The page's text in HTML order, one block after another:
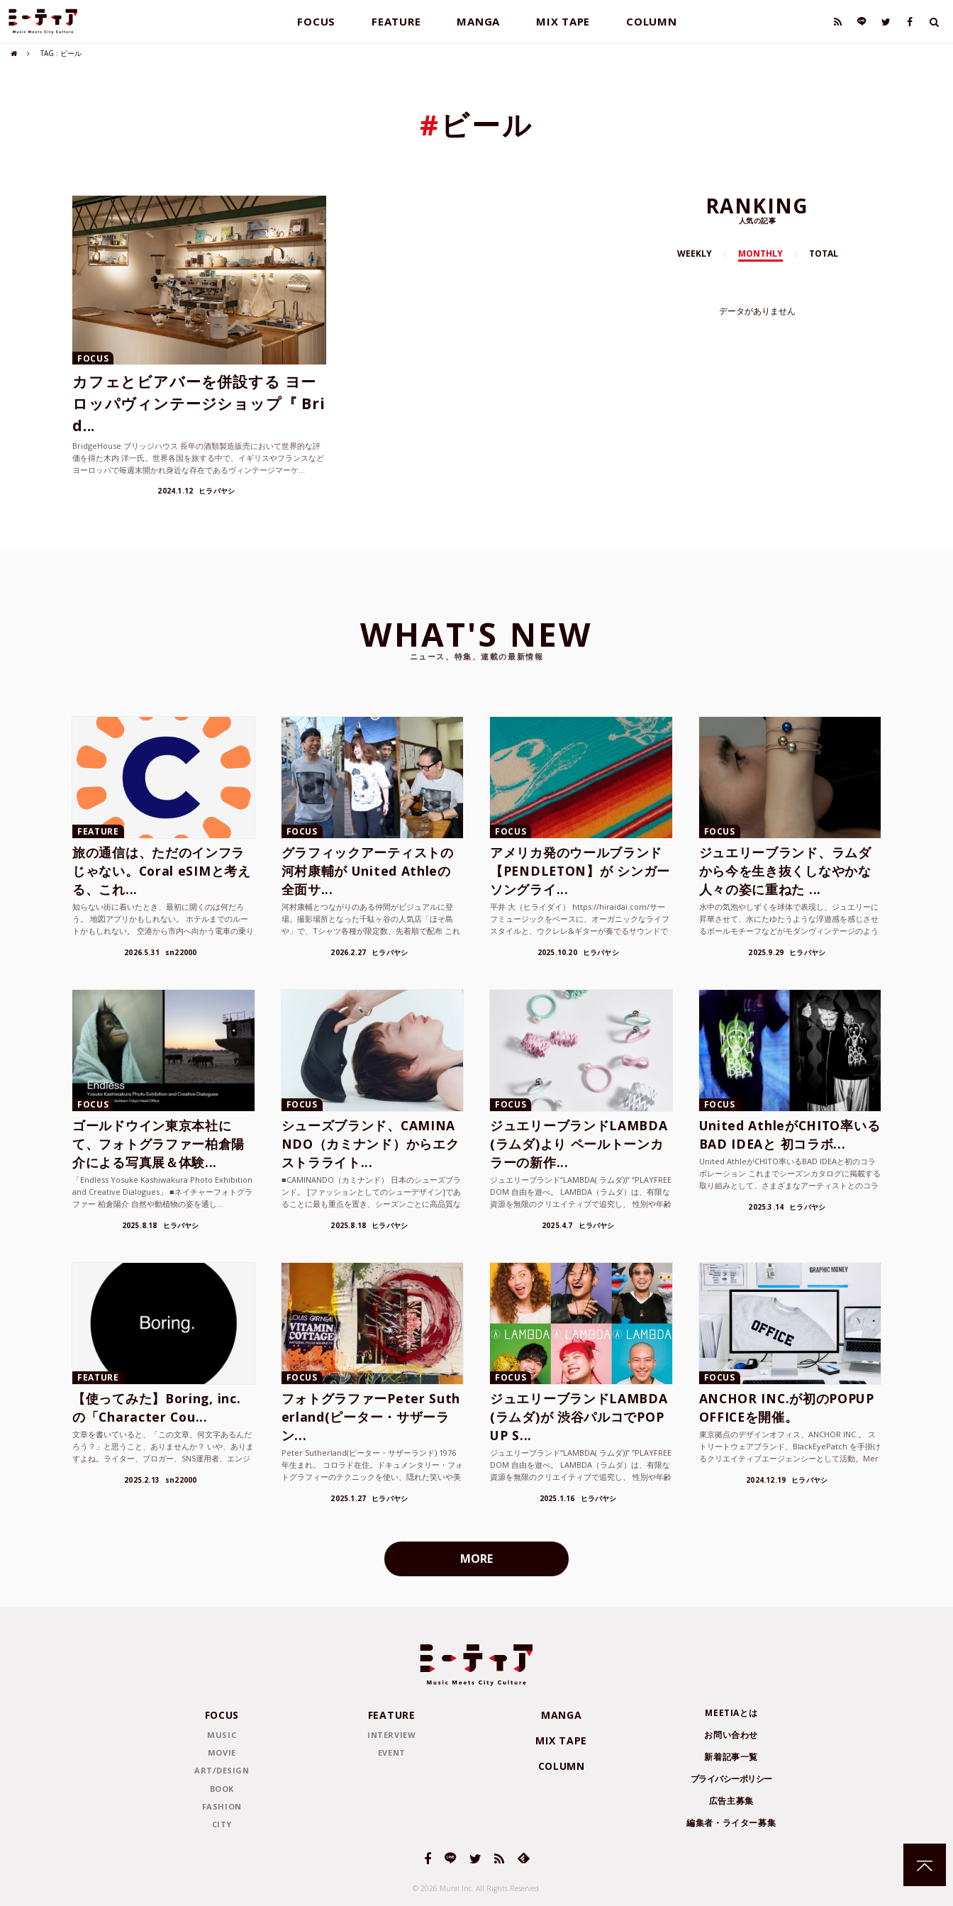
FOCUS FEATURE MANGA MIX TAPE COLUMN
TAG : ビール
# ビール
FOCUS
カフェとビアバーを併設する ヨー
ロッパヴィンテージショップ『 Bri
d...
BridgeHouse ブリッジハウス 長年の酒類製造販売において世界的な評
価を得た木内 洋一氏。世界各国を旅する中で、イギリスやフランスなど
ヨーロッパで毎週末開かれ身近な存在であるヴィンテージマーケ...
2024.1.12 ヒラバヤシ
RANKING
人気の記事
WEEKLY MONTHLY TOTAL
データがありません
WHAT'S NEW
ニュース、特集、連載の最新情報
FEATURE
旅の通信は、ただのインフラ
じゃない。Coral eSIMと考え
る、これ...
知らない街に着いたとき、最初に開くのは何だろ
う。 地図アプリかもしれない。 ホテルまでのルー
トかもしれない。 空港から市内へ向かう電車の乗り
て、その街の空...2026.5.31 sn22000
FOCUS
グラフィックアーティストの
河村康輔が United Athleの
全面サ...
河村康輔とつながりのある仲間がビジュアルに登
場。撮影場所となった千駄ヶ谷の人気店「ほそ島
や」で、Tシャツ各種が限定数、先着順で配布 これ
2026.2.27 ヒラバヤシ
FOCUS
アメリカ発のウールブランド
【PENDLETON】が シンガー
ソングライ...
平井 大（ヒライダイ） https://hiraidai.com/サー
フミュージックをベースに、オーガニックなライフ
スタイルと、ウクレレ&ギターが奏でるサウンドで
2025.10.20 ヒラバヤシ
FOCUS
ジュエリーブランド、ラムダ
から今を生き抜くしなやかな
人々の姿に重ねた ...
水中の気泡やしずくを球体で表現し、ジュエリーに
昇華させて、水にたゆたうような浮遊感を感じさせ
るボールモチーフなどがモダンヴィンテージのよう
2025.9.29 ヒラバヤシ
FOCUS
ゴールドウイン東京本社に
て、フォトグラファー柏倉陽
介による写真展＆体験...
「Endless Yosuke Kashiwakura Photo Exhibition
and Creative Dialogues」 ■ネイチャーフォトグラ
ファー 柏倉陽介 自然や動植物の姿を通し...
2025.8.18 ヒラバヤシ
FOCUS
シューズブランド、CAMINA
NDO（カミナンド）からエク
ストラライト...
■CAMINANDO（カミナンド） 日本のシューズブラ
ンド。 [ファッションとしてのシューデザイン]であ
ることに最も重点を置き、シーズンごとに高品質な
2025.8.18 ヒラバヤシ
FOCUS
ジュエリーブランドLAMBDA
(ラムダ)より ペールトーンカ
ラーの新作...
ジュエリーブランド“LAMBDA( ラムダ))” “PLAYFREE
DOM 自由を遊べ。 LAMBDA（ラムダ）は、有限な
資源を無限のクリエイティブで追究し、 性別や年齢
2025.4.7 ヒラバヤシ
FOCUS
United AthleがCHITO率いる
BAD IDEAと 初コラボ...
United AthleがCHITO率いるBAD IDEAと初のコラ
ボレーション これまでシーズンカタログに掲載する
取り組みとして、さまざまなアーティストとのコラ
2025.3.14 ヒラバヤシ
FEATURE
【使ってみた】Boring, inc.
の「Character Cou...
文章を書いていると、「この文章、何文字あるんだ
ろう？」と思うこと、ありませんか？ いや、ありま
すよね。ライター、ブロガー、SNS運用者、エンジ
2025.2.13 sn22000
FOCUS
フォトグラファーPeter Suth
erland(ピーター・サザーラ
ン...
Peter Sutherland(ピーター・サザーランド) 1976
年生まれ。 コロラド在住。ドキュメンタリー・フォ
トグラフィーのテクニックを使い、隠れた笑いや美
2025.1.27 ヒラバヤシ
FOCUS
ジュエリーブランドLAMBDA
(ラムダ)が 渋谷パルコでPOP
UP S...
ジュエリーブランド“LAMBDA( ラムダ))” “PLAYFREE
DOM 自由を遊べ。 LAMBDA（ラムダ）は、有限な
資源を無限のクリエイティブで追究し、 性別や年齢
2025.1.16 ヒラバヤシ
FOCUS
ANCHOR INC.が初のPOPUP
OFFICEを開催。
東京拠点のデザインオフィス、ANCHOR INC.。 ス
トリートウェアブランド、BlackEyePatch を手掛け
るクリエイティブエージェンシーとして活動。Mer
2024.12.19 ヒラバヤシ
MORE
FOCUS
MUSIC
MOVIE
ART/DESIGN
BOOK
FASHION
CITY
FEATURE
INTERVIEW
EVENT
MANGA
MIX TAPE
COLUMN
MEETIAとは
お問い合わせ
新着記事一覧
プライバシーポリシー
広告主募集
編集者・ライター募集
© 2026 Mural Inc. All Rights Reserved.